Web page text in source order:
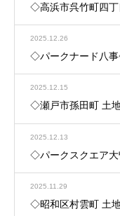
◇高浜市呉竹町四
2025.12.26
◇パークナード八
2025.12.15
◇瀬戸市孫田町 土
2025.12.13
◇パークスクエア
2025.11.29
◇昭和区村雲町 土